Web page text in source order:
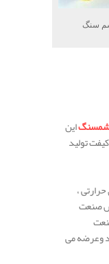
سنگ
سنگاین
تولید
حرارتی ،
صنعت
وعرضهمی